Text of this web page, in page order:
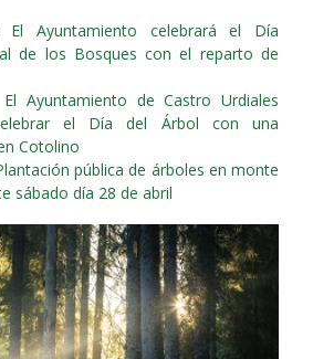
El Ayuntamiento celebrará el Día
de los Bosques con el reparto de
El Ayuntamiento de Castro Urdiales
el Día del Árbol con una
Cotolino
pública de árboles en monte
sábado día 28 de abril